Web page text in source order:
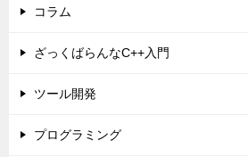
コラム
ざっくばらんなC++入門
ツール開発
プログラミング